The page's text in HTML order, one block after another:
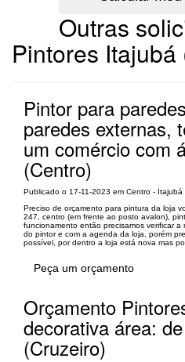
Outras
Pintores
Pintor para
paredes externas,
um comércio com
(Centro)
Publicado o 17-11-2023 em Centro - Itajubá
Preciso de orçamento para pintura da loja
247, centro (em frente ao posto avalon),
funcionamento então precisamos verificar
do pintor e com a agenda da loja, porém
possível, por dentro a loja está nova mas
Peça um orçamento
Orçamento
decorativa área:
(Cruzeiro)